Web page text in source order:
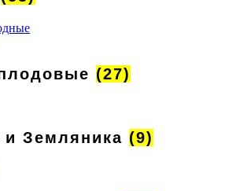
(27)
и Земляника (9)